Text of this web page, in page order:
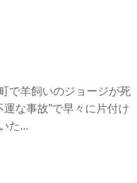
で羊飼いのジョージが死
な事故”で早々に片付け
た...